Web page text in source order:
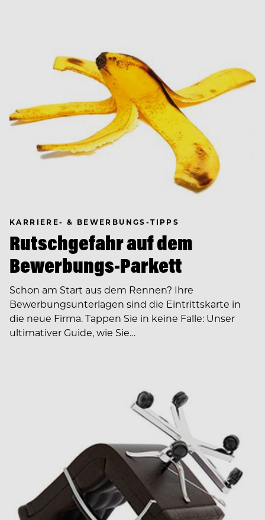
KARRIERE- & BEWERBUNGS-TIPPS
Rutschgefahr auf dem
Bewerbungs-Parkett
Schon am Start aus dem Rennen? Ihre
Bewerbungsunterlagen sind die Eintrittskarte in
die neue Firma. Tappen Sie in keine Falle: Unser
ultimativer Guide, wie Sie…